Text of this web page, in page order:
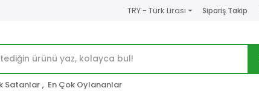
TRY - Türk Lirası Sipariş Takip
Satanlar , En Çok Oylananlar